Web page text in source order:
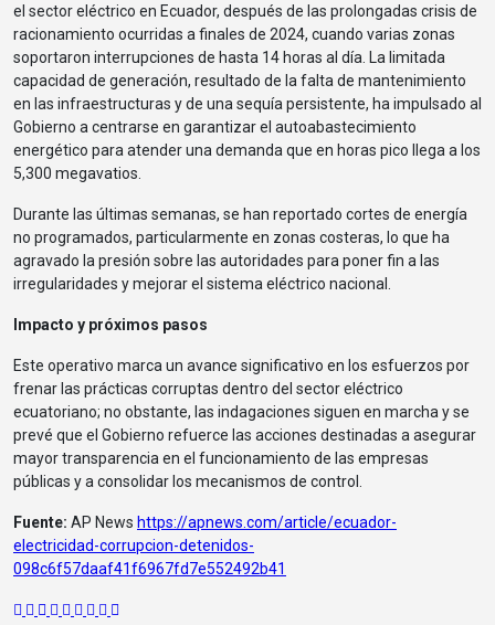
el sector eléctrico en Ecuador, después de las prolongadas crisis de
racionamiento ocurridas a finales de 2024, cuando varias zonas
soportaron interrupciones de hasta 14 horas al día. La limitada
capacidad de generación, resultado de la falta de mantenimiento
en las infraestructuras y de una sequía persistente, ha impulsado al
Gobierno a centrarse en garantizar el autoabastecimiento
energético para atender una demanda que en horas pico llega a los
5,300 megavatios.
Durante las últimas semanas, se han reportado cortes de energía
no programados, particularmente en zonas costeras, lo que ha
agravado la presión sobre las autoridades para poner fin a las
irregularidades y mejorar el sistema eléctrico nacional.
Impacto y próximos pasos
Este operativo marca un avance significativo en los esfuerzos por
frenar las prácticas corruptas dentro del sector eléctrico
ecuatoriano; no obstante, las indagaciones siguen en marcha y se
prevé que el Gobierno refuerce las acciones destinadas a asegurar
mayor transparencia en el funcionamiento de las empresas
públicas y a consolidar los mecanismos de control.
Fuente: AP News https://apnews.com/article/ecuador-
electricidad-corrupcion-detenidos-
098c6f57daaf41f6967fd7e552492b41